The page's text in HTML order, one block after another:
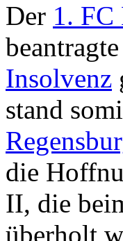
Der 1. FC
Insolvenz
stand
die
II, die
überholt